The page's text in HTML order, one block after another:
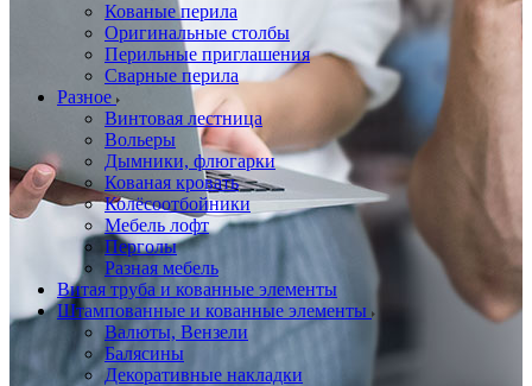
Кованые перила
Оригинальные столбы
Перильные приглашения
Сварные перила
Разное
Винтовая лестница
Вольеры
Дымники, флюгарки
Кованая кровать
Колёсоотбойники
Мебель лофт
Перголы
Разная мебель
Витая труба и кованные элементы
Штампованные и кованные элементы
Валюты, Вензели
Балясины
Декоративные накладки